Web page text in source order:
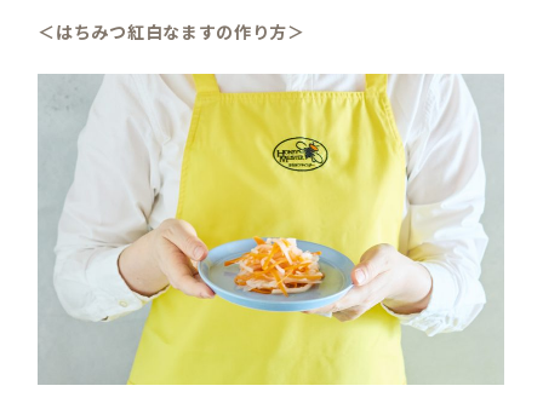
＜はちみつ紅白なますの作り方＞